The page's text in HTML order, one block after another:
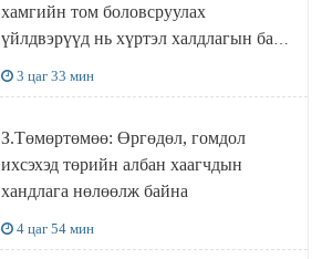
хамгийн том боловсруулах
үйлдвэрүүд нь хүртэл халдлагын бай
3 цаг 33 мин
З.Төмөртөмөө: Өргөдөл, гомдол
ихсэхэд төрийн албан хаагчдын
хандлага нөлөөлж байна
4 цаг 54 мин